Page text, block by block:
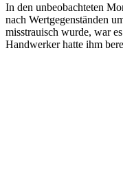
In den unbeobachteten
nach Wertgegenständen
misstrauisch wurde, war
Handwerker hatte ihm